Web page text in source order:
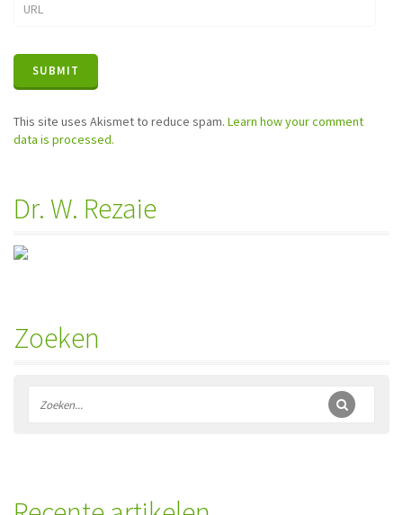
This site uses Akismet to reduce spam. Learn how your comment
data is processed.
Dr. W. Rezaie
Zoeken